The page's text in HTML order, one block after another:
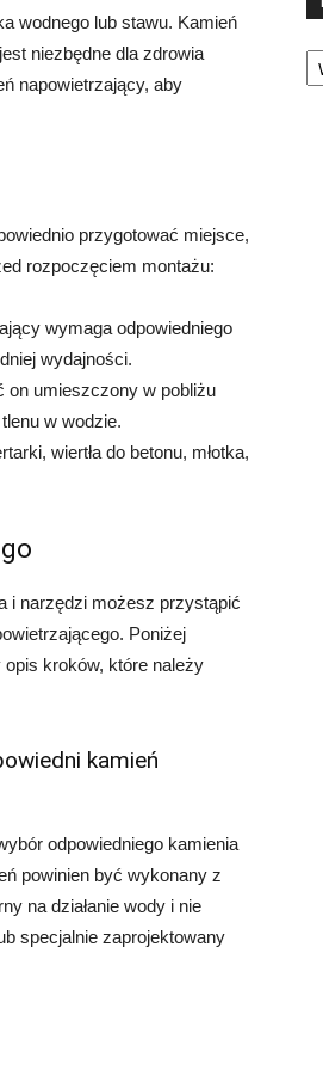
wodnego lub stawu. Kamień
niezbędne dla zdrowia
napowietrzający, aby
przygotować miejsce,
rozpoczęciem montażu:
wymaga odpowiedniego
wydajności.
on umieszczony w pobliżu
w wodzie.
wiertła do betonu, młotka,
i narzędzi możesz przystąpić
Poniżej
opis kroków, które należy
kamień
odpowiedniego kamienia
powinien być wykonany z
na działanie wody i nie
specjalnie zaprojektowany